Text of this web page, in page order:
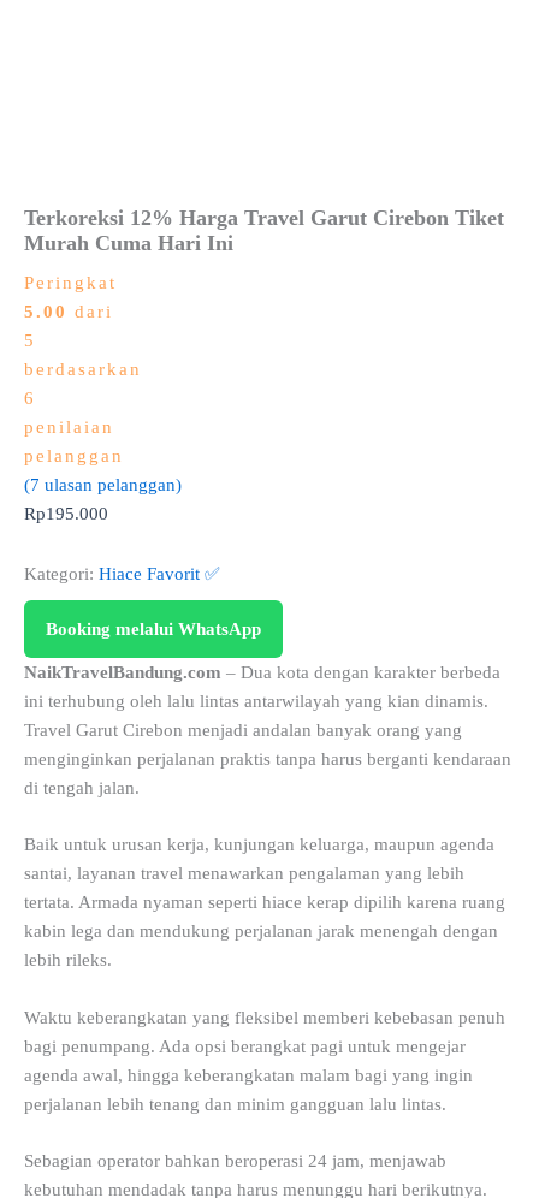
Terkoreksi 12% Harga Travel Garut Cirebon Tiket
Murah Cuma Hari Ini
Peringkat
5.00 dari
5
berdasarkan
6
penilaian
pelanggan
(7 ulasan pelanggan)
Rp195.000
Kategori: Hiace Favorit ✅
Booking melalui WhatsApp
NaikTravelBandung.com – Dua kota dengan karakter berbeda
ini terhubung oleh lalu lintas antarwilayah yang kian dinamis.
Travel Garut Cirebon menjadi andalan banyak orang yang
menginginkan perjalanan praktis tanpa harus berganti kendaraan
di tengah jalan.
Baik untuk urusan kerja, kunjungan keluarga, maupun agenda
santai, layanan travel menawarkan pengalaman yang lebih
tertata. Armada nyaman seperti hiace kerap dipilih karena ruang
kabin lega dan mendukung perjalanan jarak menengah dengan
lebih rileks.
Waktu keberangkatan yang fleksibel memberi kebebasan penuh
bagi penumpang. Ada opsi berangkat pagi untuk mengejar
agenda awal, hingga keberangkatan malam bagi yang ingin
perjalanan lebih tenang dan minim gangguan lalu lintas.
Sebagian operator bahkan beroperasi 24 jam, menjawab
kebutuhan mendadak tanpa harus menunggu hari berikutnya.